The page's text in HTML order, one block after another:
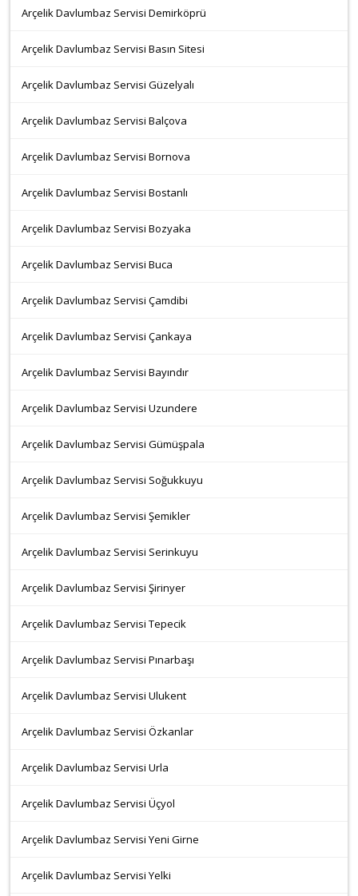
Arçelik Davlumbaz Servisi Demirköprü
Arçelik Davlumbaz Servisi Basın Sitesi
Arçelik Davlumbaz Servisi Güzelyalı
Arçelik Davlumbaz Servisi Balçova
Arçelik Davlumbaz Servisi Bornova
Arçelik Davlumbaz Servisi Bostanlı
Arçelik Davlumbaz Servisi Bozyaka
Arçelik Davlumbaz Servisi Buca
Arçelik Davlumbaz Servisi Çamdibi
Arçelik Davlumbaz Servisi Çankaya
Arçelik Davlumbaz Servisi Bayındır
Arçelik Davlumbaz Servisi Uzundere
Arçelik Davlumbaz Servisi Gümüşpala
Arçelik Davlumbaz Servisi Soğukkuyu
Arçelik Davlumbaz Servisi Şemikler
Arçelik Davlumbaz Servisi Serinkuyu
Arçelik Davlumbaz Servisi Şirinyer
Arçelik Davlumbaz Servisi Tepecik
Arçelik Davlumbaz Servisi Pınarbaşı
Arçelik Davlumbaz Servisi Ulukent
Arçelik Davlumbaz Servisi Özkanlar
Arçelik Davlumbaz Servisi Urla
Arçelik Davlumbaz Servisi Üçyol
Arçelik Davlumbaz Servisi Yeni Girne
Arçelik Davlumbaz Servisi Yelki